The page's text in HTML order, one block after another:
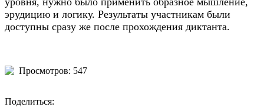
эрудицию и логику. Результаты участникам были
доступны сразу же после прохождения диктанта.
Просмотров: 547
Поделиться: